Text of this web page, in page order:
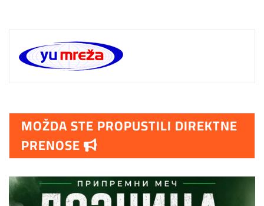
MOŽDA STE PROPUSTILI DIREKTNE
PRENOSE